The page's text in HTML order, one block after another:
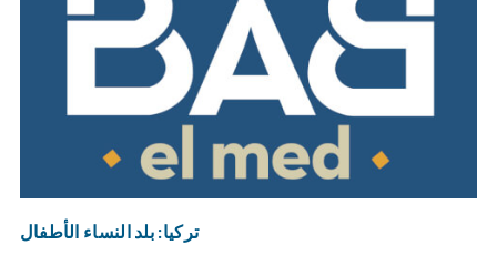
تركيا: بلد النساء الأطفال